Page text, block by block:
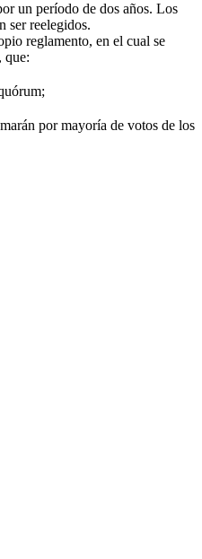
un período de dos años. Los
ser reelegidos.
reglamento, en el cual se
que:
por mayoría de votos de los